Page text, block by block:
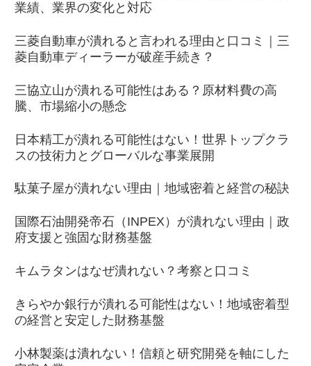
業績、業界の変化と対応
三菱自動車が潰れると言われる理由と口コミ｜三
菱自動車ディーラーが破産手続き？
三協立山が潰れる可能性はある？原材料費の高
騰、市場縮小の懸念
日本精工が潰れる可能性はない！世界トップクラ
スの技術力とグローバルな事業展開
駄菓子屋が潰れない理由｜地域密着と経営の秘訣
国際石油開発帝石（INPEX）が潰れない理由｜政
府支援と強固な財務基盤
キムラタンはなぜ潰れない？考察と口コミ
きらやか銀行が潰れる可能性はない！地域密着型
の経営と安定した財務基盤
小林製薬は潰れない！信頼と研究開発を軸にした